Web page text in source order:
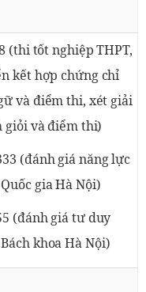
(thi tốt nghiệp THPT,
kết hợp chứng chỉ
và điểm thi, xét giải
giỏi và điểm thi)
(đánh giá năng lực
gia Hà Nội)
(đánh giá tư duy
khoa Hà Nội)